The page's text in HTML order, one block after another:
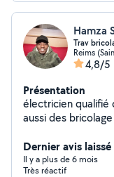
Hamza
Trav
Reims
4,8/5
Présentation
électricien qualifié
aussi des
Dernier avis
Il y a plus de 6 mois
Très réactif